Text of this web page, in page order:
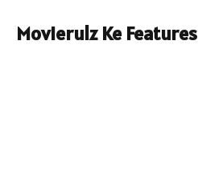
Movierulz Ke Features